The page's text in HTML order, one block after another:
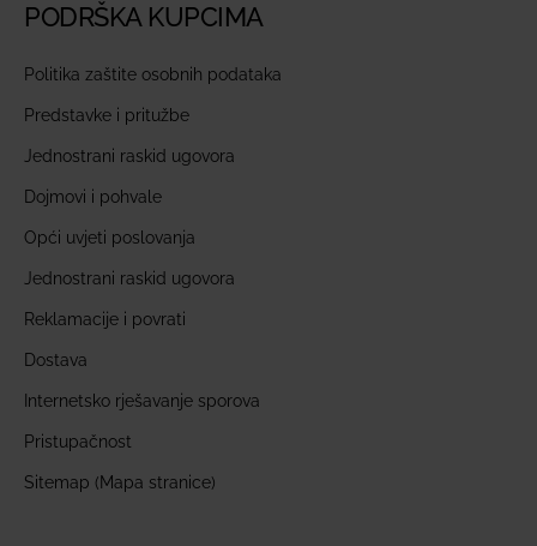
PODRŠKA KUPCIMA
Politika zaštite osobnih podataka
Predstavke i pritužbe
Jednostrani raskid ugovora
Dojmovi i pohvale
Opći uvjeti poslovanja
Jednostrani raskid ugovora
Reklamacije i povrati
Dostava
Internetsko rješavanje sporova
Pristupačnost
Sitemap (Mapa stranice)